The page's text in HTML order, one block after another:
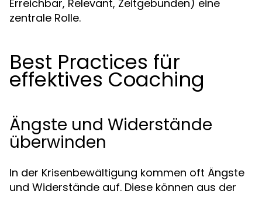
Erreichbar, Relevant, Zeitgebunden) eine
zentrale Rolle.
Best Practices für
effektives Coaching
Ängste und Widerstände
überwinden
In der Krisenbewältigung kommen oft Ängste
und Widerstände auf. Diese können aus der